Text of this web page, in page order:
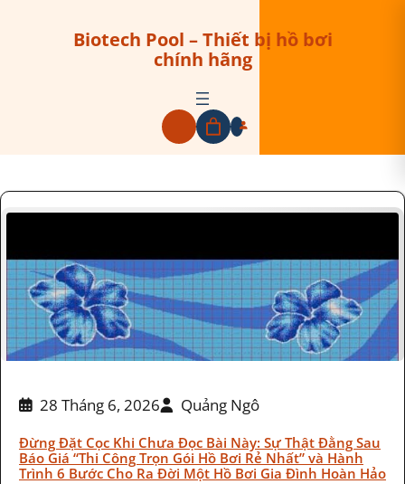
Biotech Pool – Thiết bị hồ bơi
chính hãng
28 Tháng 6, 2026 Quảng Ngô
Đừng Đặt Cọc Khi Chưa Đọc Bài Này: Sự Thật Đằng Sau
Báo Giá “Thi Công Trọn Gói Hồ Bơi Rẻ Nhất” và Hành
Trình 6 Bước Cho Ra Đời Một Hồ Bơi Gia Đình Hoàn Hảo